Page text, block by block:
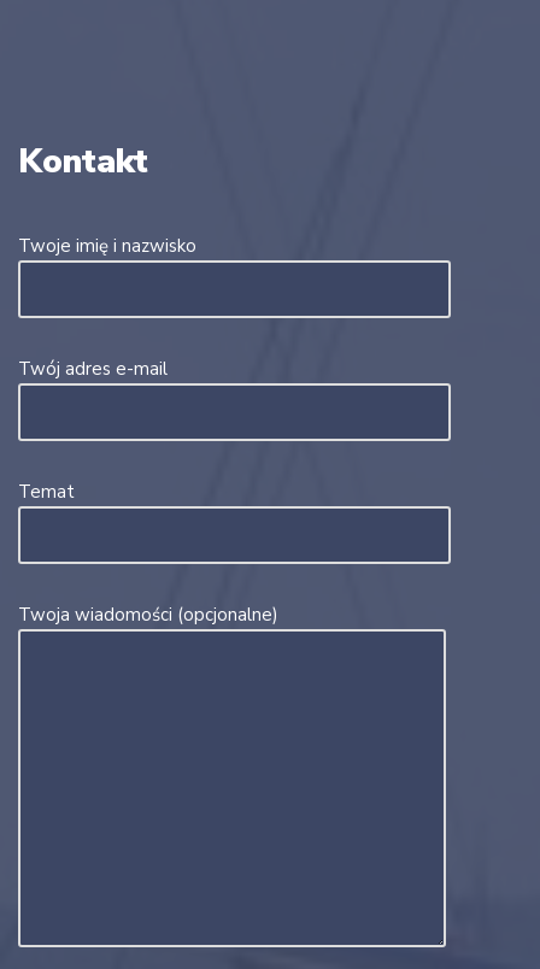
Kontakt
Twoje imię i nazwisko
Twój adres e-mail
Temat
Twoja wiadomości (opcjonalne)